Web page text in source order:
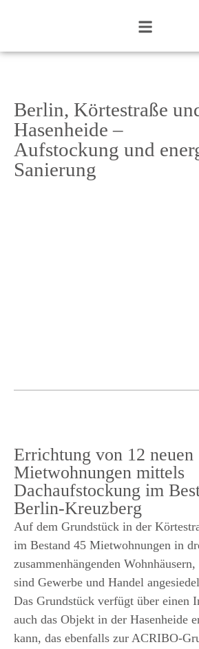
Berlin, Körtestraße
Hasenheide –
Aufstockung und
Sanierung
Errichtung von 12 neuen
Mietwohnungen mittels
Dachaufstockung im
Berlin-Kreuzberg
Auf dem Grundstück in der
im Bestand 45 Mietwohnungen in
zusammenhängenden
sind Gewerbe und Handel
Das Grundstück verfügt über einen
auch das Objekt in der Hasenheide
kann, das ebenfalls zur ACRIBO-